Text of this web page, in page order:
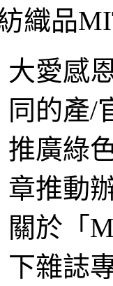
織品
大愛感
同的產/
推廣綠
章推動
關於「
下雜誌